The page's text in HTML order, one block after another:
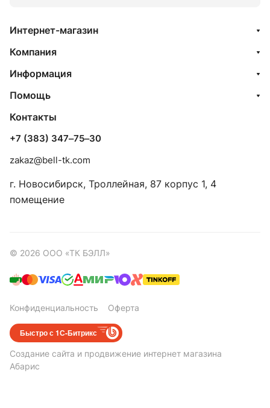
Интернет-магазин
Компания
Информация
Помощь
Контакты
+7 (383) 347‒75‒30
zakaz@bell-tk.com
г. Новосибирск, ​Троллейная, 87 корпус 1, 4
помещение
© 2026 ООО «ТК БЭЛЛ»
Конфиденциальность Оферта
Быстро с 1С-Битрикс
Создание сайта и продвижение интернет магазина
Абарис